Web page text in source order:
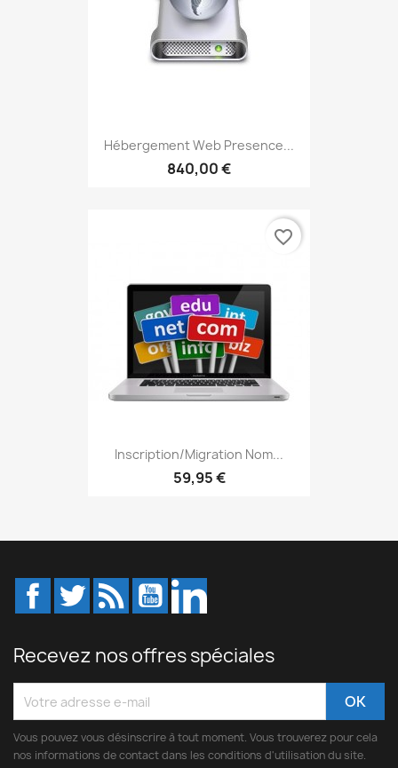
Hébergement Web Presence...
840,00 €
Inscription/Migration Nom...
59,95 €
favorite_border
Facebook
Twitter Rss YouTube
Recevez nos offres spéciales
Vous pouvez vous désinscrire à tout moment. Vous trouverez pour cela
nos informations de contact dans les conditions d'utilisation du site.